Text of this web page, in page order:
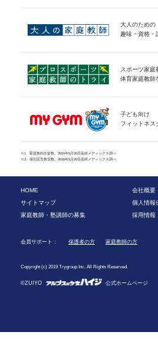
大人のための
趣味・資格・
スポーツ家庭
体育家庭教師
子ども向け
フィットネス
※1 家庭教師生徒数、2016年5月20日産經メディックス調べ
※2 個別直営教室数、2016年5月20日産經メディックス調べ
HOME
会社概要
サイトマップ
個人情報
家庭教師・塾講師の募集
採用情報
会員サポート： 保護者の方 家庭教師の方
Copyright (c) 2019 Trygroup Inc. All Rights Reserved.
©ZUIYO 公式ホームページ